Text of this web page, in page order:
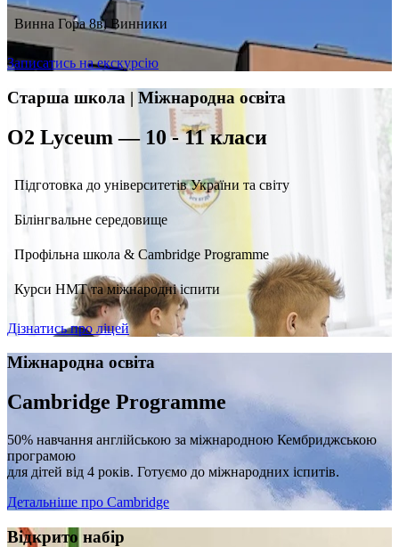
Винна Гора 8в, Винники
Записатись на екскурсію
Старша школа | Міжнародна освіта
O2 Lyceum — 10 - 11 класи
Підготовка до університетів України та світу
Білінгвальне середовище
Профільна школа & Cambridge Programme
Курси НМТ та міжнародні іспити
Дізнатись про ліцей
Міжнародна освіта
Cambridge Programme
50% навчання англійською за міжнародною Кембриджською
програмою
для дітей від 4 років. Готуємо до міжнародних іспитів.
Детальніше про Cambridge
Відкрито набір